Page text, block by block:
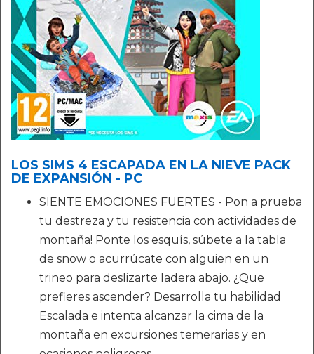
LOS SIMS 4 ESCAPADA EN LA NIEVE PACK
DE EXPANSIÓN - PC
SIENTE EMOCIONES FUERTES - Pon a prueba
tu destreza y tu resistencia con actividades de
montaña! Ponte los esquís, súbete a la tabla
de snow o acurrúcate con alguien en un
trineo para deslizarte ladera abajo. ¿Que
prefieres ascender? Desarrolla tu habilidad
Escalada e intenta alcanzar la cima de la
montaña en excursiones temerarias y en